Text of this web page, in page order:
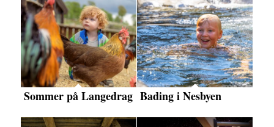
Sommer på Langedrag Bading i Nesbyen